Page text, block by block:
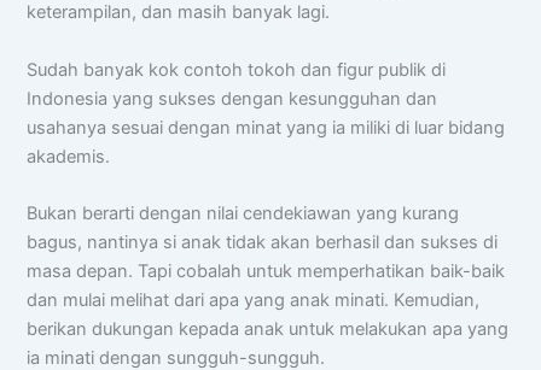
keterampilan, dan masih banyak lagi.
Sudah banyak kok contoh tokoh dan figur publik di
Indonesia yang sukses dengan kesungguhan dan
usahanya sesuai dengan minat yang ia miliki di luar bidang
akademis.
Bukan berarti dengan nilai cendekiawan yang kurang
bagus, nantinya si anak tidak akan berhasil dan sukses di
masa depan. Tapi cobalah untuk memperhatikan baik-baik
dan mulai melihat dari apa yang anak minati. Kemudian,
berikan dukungan kepada anak untuk melakukan apa yang
ia minati dengan sungguh-sungguh.